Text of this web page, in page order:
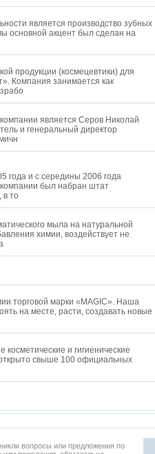
является производство зубных
основной акцент был сделан на
продукции (космецевтики) для
Компания занимается как
является Серов Николай
и генеральный директор
года и с середины 2006 года
был набран штат
в то
мыла на натуральной
химии, воздействует не
торговой марки «MAGIC». Наша
на месте, расти, создавать новые
и гигиенические
свыше 100 официальных
вопросы или предложения по